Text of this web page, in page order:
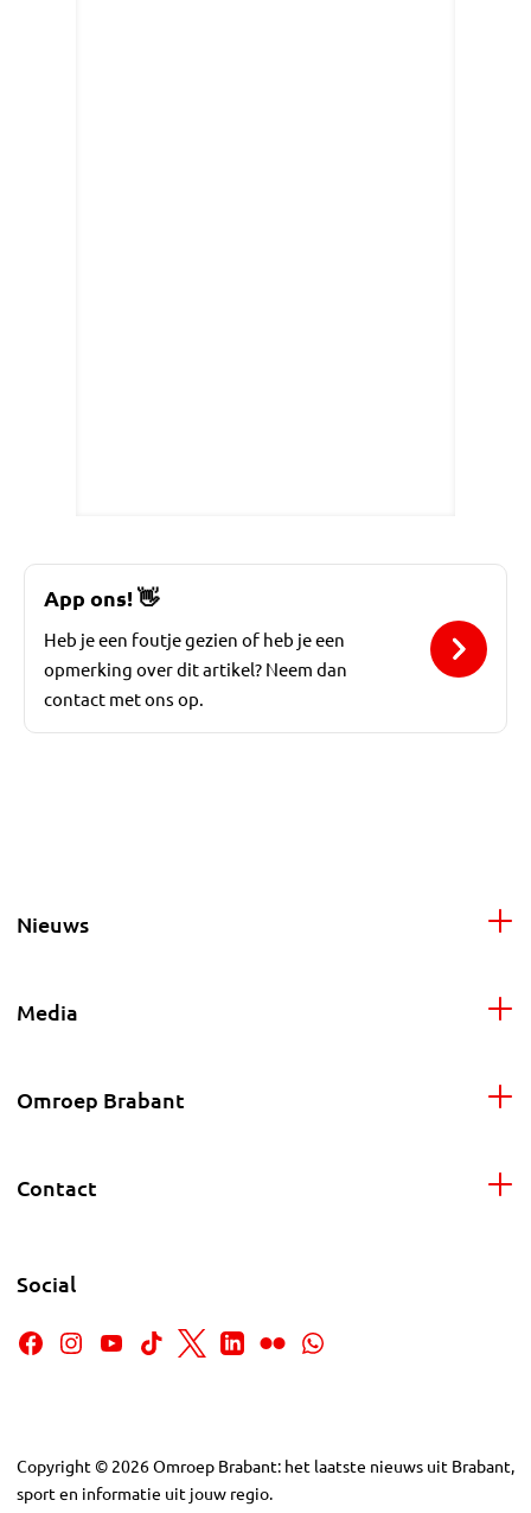
App ons!👋
Heb je een foutje gezien of heb je een
opmerking over dit artikel? Neem dan
contact met ons op.
Nieuws
Media
Omroep Brabant
Contact
Social
Copyright © 2026Omroep Brabant: het laatste nieuws uit Brabant,
sport en informatie uit jouw regio.